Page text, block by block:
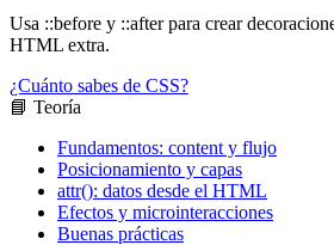
Usa ::before y ::after para crear
HTML extra.
¿Cuánto sabes de CSS?
📘 Teoría
Fundamentos: content y flujo
Posicionamiento y capas
attr(): datos desde el HTML
Efectos y microinteracciones
Buenas prácticas